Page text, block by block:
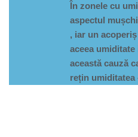
În zonele cu
aspectul
, iar un
aceea
această cauză
rețin umiditatea